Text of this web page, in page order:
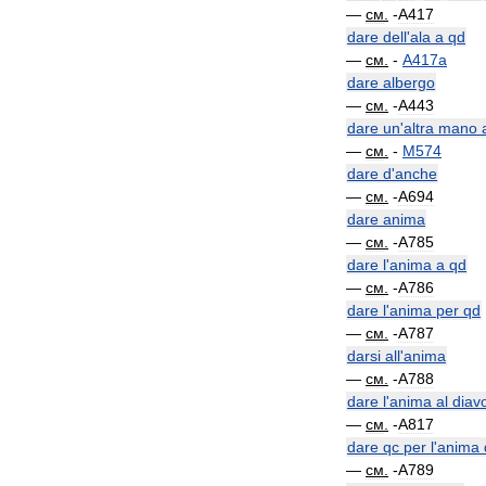
— см -A417
dare dell'ala a qd
— см - A417a
dare albergo
— см -A443
dare un'altra mano
— см - M574
dare d'anche
— см -A694
dare anima
— см -A785
dare l'anima a qd
— см -A786
dare l'anima per qd
— см -A787
darsi all'anima
— см -A788
dare l'anima al
— см -A817
dare qc per l'anima
— см -A789